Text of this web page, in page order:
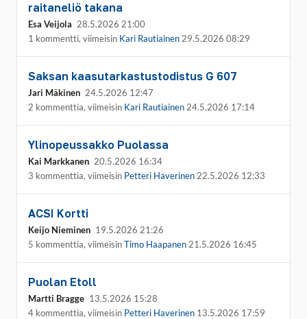
raitaneliö takana
Esa Veijola 28.5.2026 21:00
1 kommentti, viimeisin Kari Rautiainen 29.5.2026 08:29
Saksan kaasutarkastustodistus G 607
Jari Mäkinen 24.5.2026 12:47
2 kommenttia, viimeisin Kari Rautiainen 24.5.2026 17:14
Ylinopeussakko Puolassa
Kai Markkanen 20.5.2026 16:34
3 kommenttia, viimeisin Petteri Haverinen 22.5.2026 12:33
ACSI Kortti
Keijo Nieminen 19.5.2026 21:26
5 kommenttia, viimeisinTimo Haapanen 21.5.2026 16:45
Puolan Etoll
Martti Bragge 13.5.2026 15:28
4 kommenttia, viimeisin Petteri Haverinen 13.5.2026 17:59